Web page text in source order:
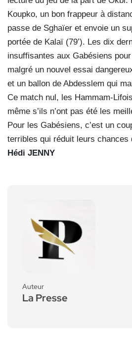
Koupko, un bon frappeur à
passe de Sghaïer et envoie un
portée de Kalaï (79’). Les dix
insuffisantes aux Gabésiens
malgré un nouvel essai
et un ballon de Abdesslem qui
Ce match nul, les Hammam-
même s’ils n’ont pas été les
Pour les Gabésiens, c’est un
terribles qui réduit leurs chances
Hédi JENNY
Auteur
La Presse